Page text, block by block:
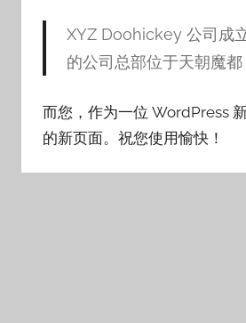
XYZ Doohickey 公司成
的公司总部位于天朝魔
而您，作为一位 WordPress
的新页面。祝您使用愉快！